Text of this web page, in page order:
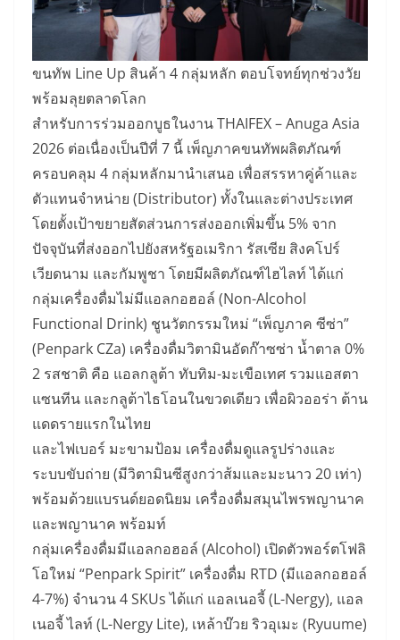
ขนทัพ Line Up สินค้า 4 กลุ่มหลัก ตอบโจทย์ทุกช่วงวัย
พร้อมลุยตลาดโลก
สำหรับการร่วมออกบูธในงาน THAIFEX – Anuga Asia
2026 ต่อเนื่องเป็นปีที่ 7 นี้ เพ็ญภาคขนทัพผลิตภัณฑ์
ครอบคลุม 4 กลุ่มหลักมานำเสนอ เพื่อสรรหาคู่ค้าและ
ตัวแทนจำหน่าย (Distributor) ทั้งในและต่างประเทศ
โดยตั้งเป้าขยายสัดส่วนการส่งออกเพิ่มขึ้น 5% จาก
ปัจจุบันที่ส่งออกไปยังสหรัฐอเมริกา รัสเซีย สิงคโปร์
เวียดนาม และกัมพูชา โดยมีผลิตภัณฑ์ไฮไลท์ ได้แก่
กลุ่มเครื่องดื่มไม่มีแอลกอฮอล์ (Non-Alcohol
Functional Drink) ชูนวัตกรรมใหม่ “เพ็ญภาค ซีซ่า”
(Penpark CZa) เครื่องดื่มวิตามินอัดก๊าซซ่า น้ำตาล 0%
2 รสชาติ คือ แอลกลูต้า ทับทิม-มะเขือเทศ รวมแอสตา
แซนทีน และกลูต้าไธโอนในขวดเดียว เพื่อผิวออร่า ต้าน
แดดรายแรกในไทย
และไฟเบอร์ มะขามป้อม เครื่องดื่มดูแลรูปร่างและ
ระบบขับถ่าย (มีวิตามินซีสูงกว่าส้มและมะนาว 20 เท่า)
พร้อมด้วยแบรนด์ยอดนิยม เครื่องดื่มสมุนไพรพญานาค
และพญานาค พร้อมท์
กลุ่มเครื่องดื่มมีแอลกอฮอล์ (Alcohol) เปิดตัวพอร์ตโฟลิ
โอใหม่ “Penpark Spirit” เครื่องดื่ม RTD (มีแอลกอฮอล์
4-7%) จำนวน 4 SKUs ได้แก่ แอลเนอจี้ (L-Nergy), แอล
เนอจี้ ไลท์ (L-Nergy Lite), เหล้าบ๊วย ริวอุเมะ (Ryuume)